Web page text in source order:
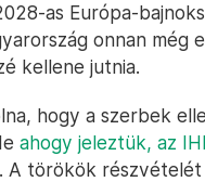
as Európa-
onnan
kellene jutnia.
hogy a szerbek
ahogy jeleztük, az
A törökök